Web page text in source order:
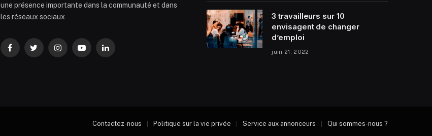
une présence importante dans la communauté et dans
les réseaux sociaux
FacebookTwitterInstagramYouTubeLinkedIn
3 travailleurs sur 10
envisagent de changer
d’emploi
juin 21, 2022
Contactez-nous Politique sur la vie privée Service aux annonceurs Qui sommes-nous ?